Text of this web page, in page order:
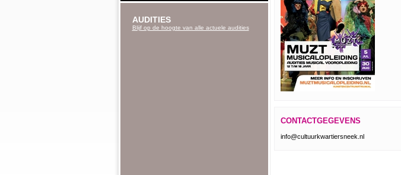
AUDITIES
Blijf op de hoogte van alle actuele audities
CONTACTGEGEVENS
info@cultuurkwartiersneek.nl